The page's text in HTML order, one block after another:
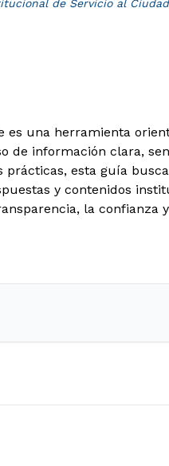
de Servicio al
es una herramienta
de información clara,
prácticas, esta guía
y contenidos
la confianza